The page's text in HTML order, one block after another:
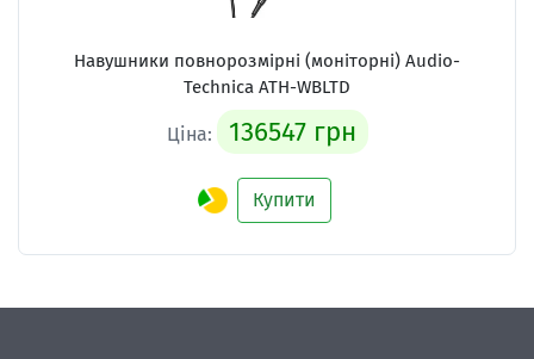
Навушники повнорозмірні (моніторні) Audio-
Technica ATH-WBLTD
Ціна: 136547 грн
Купити